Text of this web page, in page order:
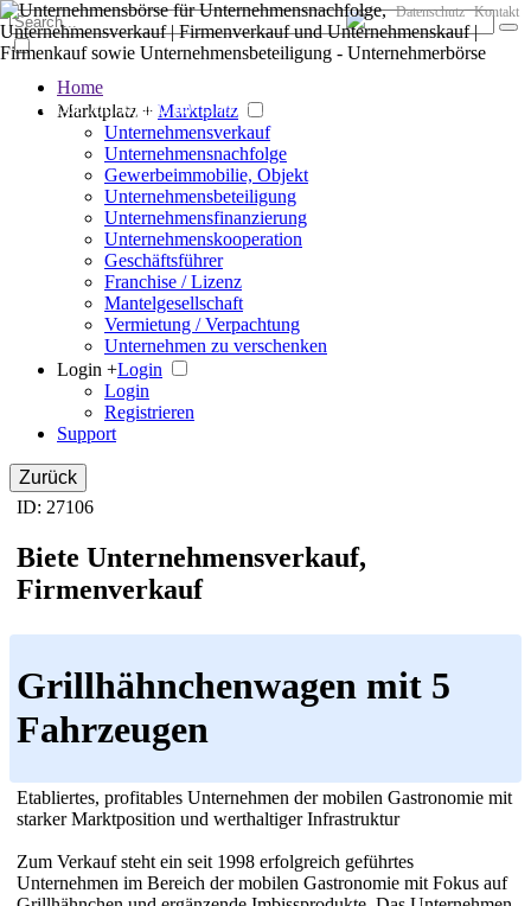
Der große Marktplatz für Unternehmen
Datenschutz Kontakt
Home
Marktplatz + Marktplatz
Unternehmensverkauf
Unternehmensnachfolge
Gewerbeimmobilie, Objekt
Unternehmensbeteiligung
Unternehmensfinanzierung
Unternehmenskooperation
Geschäftsführer
Franchise / Lizenz
Mantelgesellschaft
Vermietung / Verpachtung
Unternehmen zu verschenken
Login +Login
Login
Registrieren
Support
Zurück
ID: 27106
Biete Unternehmensverkauf,
Firmenverkauf
Grillhähnchenwagen mit 5
Fahrzeugen
Etabliertes, profitables Unternehmen der mobilen Gastronomie mit
starker Marktposition und werthaltiger Infrastruktur
Zum Verkauf steht ein seit 1998 erfolgreich geführtes
Unternehmen im Bereich der mobilen Gastronomie mit Fokus auf